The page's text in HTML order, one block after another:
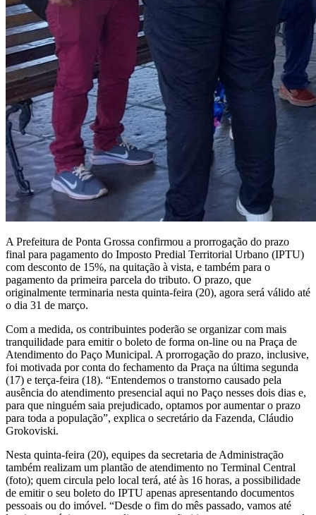
A Prefeitura de Ponta Grossa confirmou a prorrogação do prazo
final para pagamento do Imposto Predial Territorial Urbano (IPTU)
com desconto de 15%, na quitação à vista, e também para o
pagamento da primeira parcela do tributo. O prazo, que
originalmente terminaria nesta quinta-feira (20), agora será válido até
o dia 31 de março.
Com a medida, os contribuintes poderão se organizar com mais
tranquilidade para emitir o boleto de forma on-line ou na Praça de
Atendimento do Paço Municipal. A prorrogação do prazo, inclusive,
foi motivada por conta do fechamento da Praça na última segunda
(17) e terça-feira (18). “Entendemos o transtorno causado pela
ausência do atendimento presencial aqui no Paço nesses dois dias e,
para que ninguém saia prejudicado, optamos por aumentar o prazo
para toda a população”, explica o secretário da Fazenda, Cláudio
Grokoviski.
Nesta quinta-feira (20), equipes da secretaria de Administração
também realizam um plantão de atendimento no Terminal Central
(foto); quem circula pelo local terá, até às 16 horas, a possibilidade
de emitir o seu boleto do IPTU apenas apresentando documentos
pessoais ou do imóvel. “Desde o fim do mês passado, vamos até